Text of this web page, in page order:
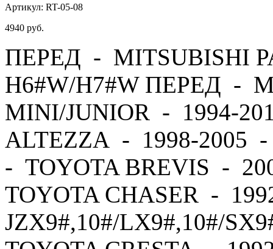
Артикул: RT-05-08
4940 руб.
ПЕРЕД - MITSUBISHI
H6#W/H7#W ПЕРЕД -
MINI/JUNIOR - 1994-
ALTEZZA - 1998-2005
- TOYOTA BREVIS -
TOYOTA CHASER -
JZX9#,10#/LX9#,10#/